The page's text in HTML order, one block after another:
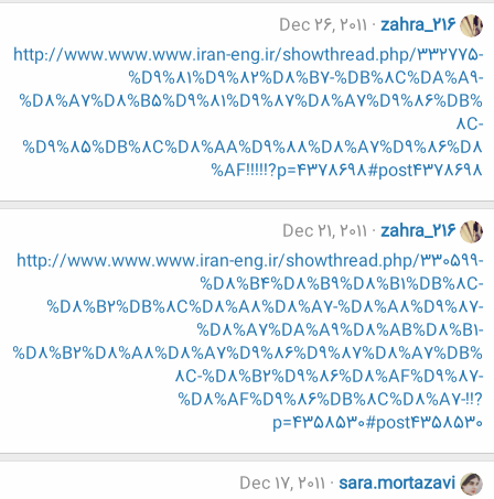
zahra_216
Dec 26, 2011
http://www.www.www.iran-eng.ir/showthread.php/332775-
%D9%81%D9%82%D8%B7-%DB%8C%DA%A9-
%D8%A7%D8%B5%D9%81%D9%87%D8%A7%D9%86%DB%
8C-
%D9%85%DB%8C%D8%AA%D9%88%D8%A7%D9%86%D8
%AF!!!!!?p=4378698#post4378698
zahra_216
Dec 21, 2011
http://www.www.www.iran-eng.ir/showthread.php/330599-
%D8%B4%D8%B9%D8%B1%DB%8C-
%D8%B2%DB%8C%D8%A8%D8%A7-%D8%A8%D9%87-
%D8%A7%DA%A9%D8%AB%D8%B1-
%D8%B2%D8%A8%D8%A7%D9%86%D9%87%D8%A7%DB%
8C-%D8%B2%D9%86%D8%AF%D9%87-
%D8%AF%D9%86%DB%8C%D8%A7-!!?
p=4358530#post4358530
sara.mortazavi
Dec 17, 2011